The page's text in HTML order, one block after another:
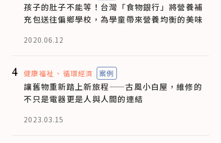
孩子的肚子不能等！台灣「食物銀行」將營養補
充包送往偏鄉學校，為學童帶來營養均衡的美味
2020.06.12
4 健康福祉 循環經濟 案例
讓舊物重新踏上新旅程——古風小白屋，維修的
不只是電器更是人與人間的連結
2023.03.15